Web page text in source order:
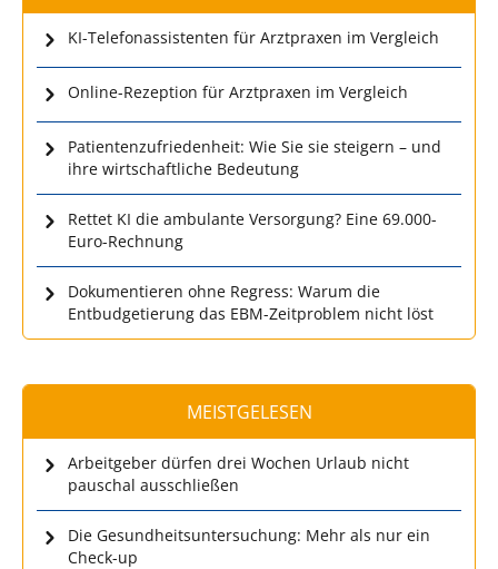
KI-Telefonassistenten für Arztpraxen im Vergleich
Online-Rezeption für Arztpraxen im Vergleich
Patientenzufriedenheit: Wie Sie sie steigern – und
ihre wirtschaftliche Bedeutung
Rettet KI die ambulante Versorgung? Eine 69.000-
Euro-Rechnung
Dokumentieren ohne Regress: Warum die
Entbudgetierung das EBM-Zeitproblem nicht löst
MEISTGELESEN
Arbeitgeber dürfen drei Wochen Urlaub nicht
pauschal ausschließen
Die Gesundheitsuntersuchung: Mehr als nur ein
Check-up